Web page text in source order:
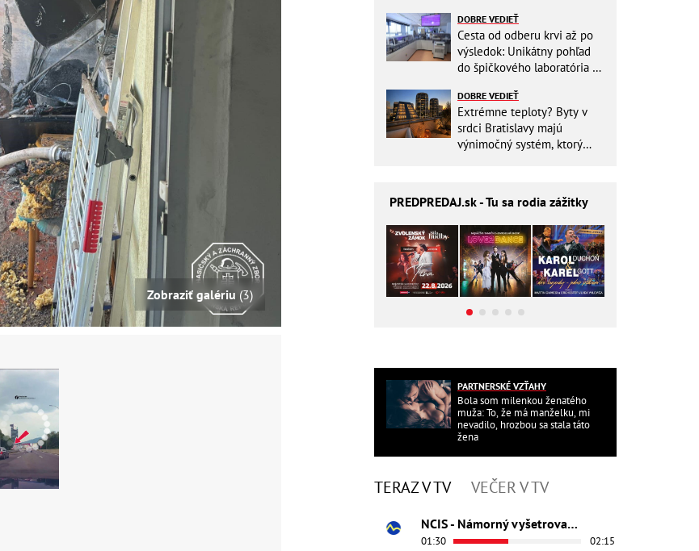
Zobraziť galériu (3)
DOBRE VEDIEŤ
Cesta od odberu krvi až po
výsledok: Unikátny pohľad
do špičkového laboratória na
DOBRE VEDIEŤ
Extrémne teploty? Byty v
srdci Bratislavy majú
výnimočný systém, ktorý
PREDPREDAJ.sk - Tu sa rodia zážitky
PARTNERSKÉ VZŤAHY
Bola som milenkou ženatého
muža: To, že má manželku, mi
nevadilo, hrozbou sa stala táto
žena
TERAZ V TV VEČER V TV
NCIS - Námorný vyšetrovací úrad
01:30 02:15